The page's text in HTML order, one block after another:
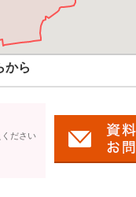
から
ださい